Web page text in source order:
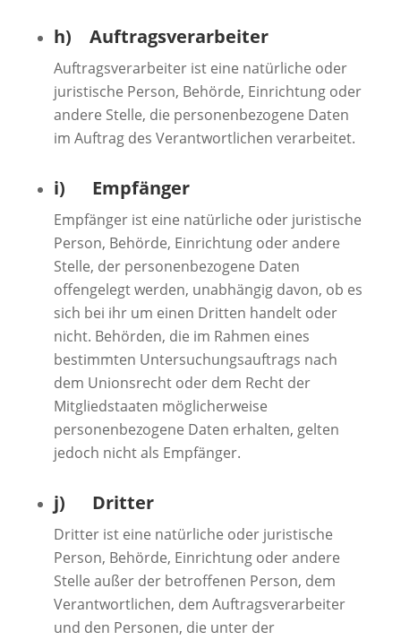
h) Auftragsverarbeiter
Auftragsverarbeiter ist eine natürliche oder
juristische Person, Behörde, Einrichtung oder
andere Stelle, die personenbezogene Daten
im Auftrag des Verantwortlichen verarbeitet.
i) Empfänger
Empfänger ist eine natürliche oder juristische
Person, Behörde, Einrichtung oder andere
Stelle, der personenbezogene Daten
offengelegt werden, unabhängig davon, ob es
sich bei ihr um einen Dritten handelt oder
nicht. Behörden, die im Rahmen eines
bestimmten Untersuchungsauftrags nach
dem Unionsrecht oder dem Recht der
Mitgliedstaaten möglicherweise
personenbezogene Daten erhalten, gelten
jedoch nicht als Empfänger.
j) Dritter
Dritter ist eine natürliche oder juristische
Person, Behörde, Einrichtung oder andere
Stelle außer der betroffenen Person, dem
Verantwortlichen, dem Auftragsverarbeiter
und den Personen, die unter der